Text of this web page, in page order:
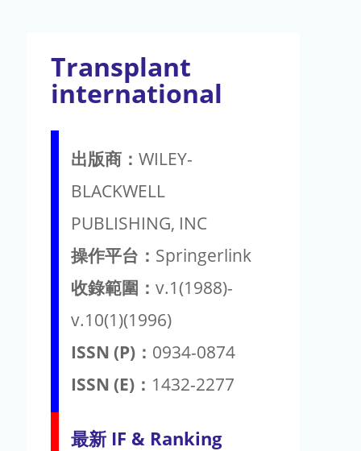
Transplant
international
出版商： WILEY-
BLACKWELL
PUBLISHING, INC
操作平台： Springerlink
收錄範圍： v.1(1988)-
v.10(1)(1996)
ISSN (P)： 0934-0874
ISSN (E)： 1432-2277
最新 IF & Ranking